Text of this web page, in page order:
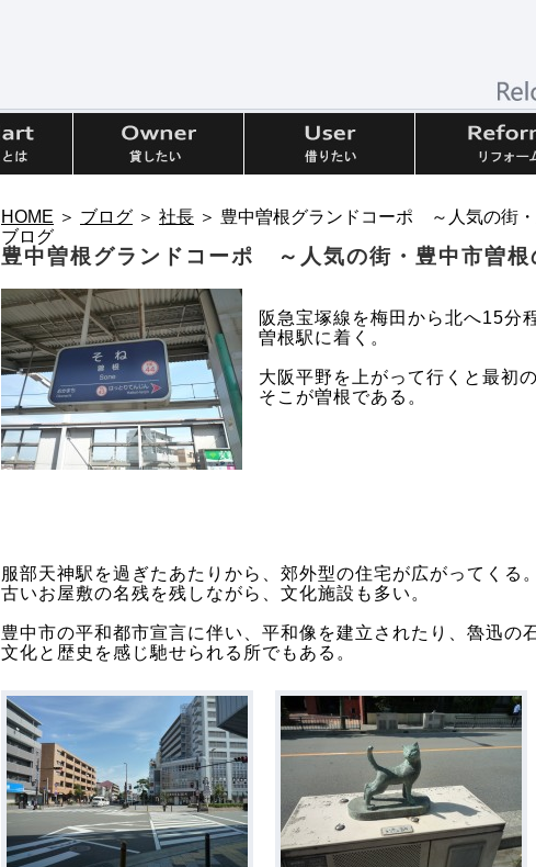
HOME ＞ ブログ ＞ 社長 ＞ 豊中曽根グランドコーポ ～人気の街
ブログ
豊中曽根グランドコーポ ～人気の街・豊中市曽根
阪急宝塚線を梅田から北へ15分
曽根駅に着く。
大阪平野を上がって行くと最初
そこが曽根である。
服部天神駅を過ぎたあたりから、郊外型の住宅が広がってくる。
古いお屋敷の名残を残しながら、文化施設も多い。
豊中市の平和都市宣言に伴い、平和像を建立されたり、魯迅の
文化と歴史を感じ馳せられる所でもある。